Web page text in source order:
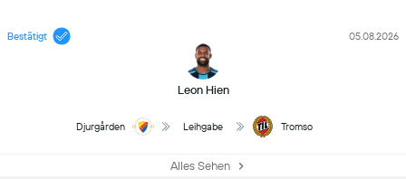
Bestätigt
Leon Hien
05.08.2026
Djurgården Leihgabe Tromso
Alles Sehen